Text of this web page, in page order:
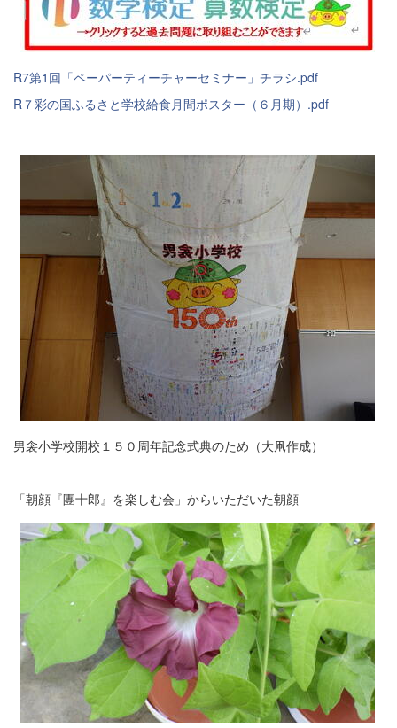
R7第1回「ペーパーティーチャーセミナー」チラシ.pdf
R７彩の国ふるさと学校給食月間ポスター（６月期）.pdf
男衾小学校開校１５０周年記念式典のため（大凧作成）
「朝顔『團十郎』を楽しむ会」からいただいた朝顔